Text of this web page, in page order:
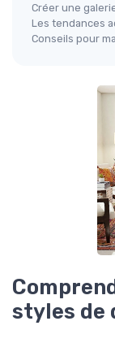
Créer une
Les tendances
Conseils pour
styles de